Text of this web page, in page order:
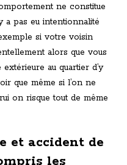
ne constitue
a pas eu intentionnalité
si votre voisin
alors que vous
au quartier d’y
que même si l’on ne
on risque tout de même
et accident de
les